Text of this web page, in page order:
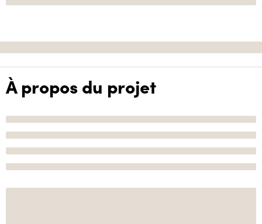
À propos du projet